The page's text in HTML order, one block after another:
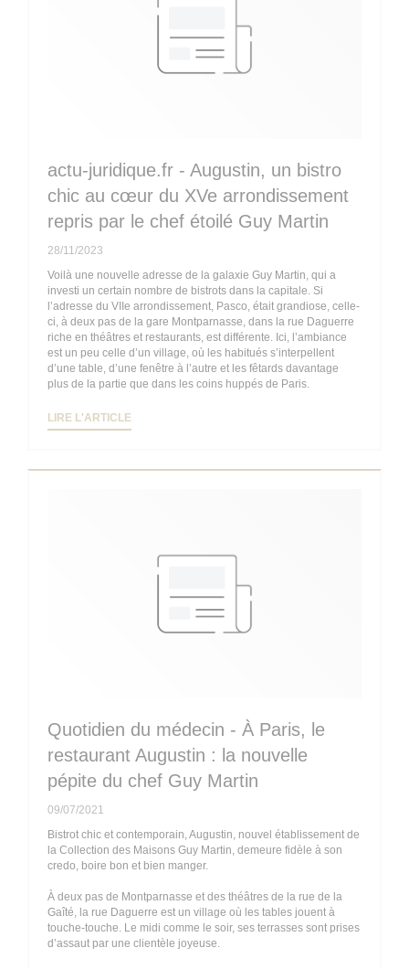
actu-juridique.fr - Augustin, un bistro
chic au cœur du XVe arrondissement
repris par le chef étoilé Guy Martin
28/11/2023
Voilà une nouvelle adresse de la galaxie Guy Martin, qui a
investi un certain nombre de bistrots dans la capitale. Si
l’adresse du VIIe arrondissement, Pasco, était grandiose, celle-
ci, à deux pas de la gare Montparnasse, dans la rue Daguerre
riche en théâtres et restaurants, est différente. Ici, l’ambiance
est un peu celle d’un village, où les habitués s’interpellent
d’une table, d’une fenêtre à l’autre et les fêtards davantage
plus de la partie que dans les coins huppés de Paris.
LIRE L'ARTICLE
Quotidien du médecin - À Paris, le
restaurant Augustin : la nouvelle
pépite du chef Guy Martin
09/07/2021
Bistrot chic et contemporain, Augustin, nouvel établissement de
la Collection des Maisons Guy Martin, demeure fidèle à son
credo, boire bon et bien manger.
À deux pas de Montparnasse et des théâtres de la rue de la
Gaîté, la rue Daguerre est un village où les tables jouent à
touche-touche. Le midi comme le soir, ses terrasses sont prises
d’assaut par une clientèle joyeuse.